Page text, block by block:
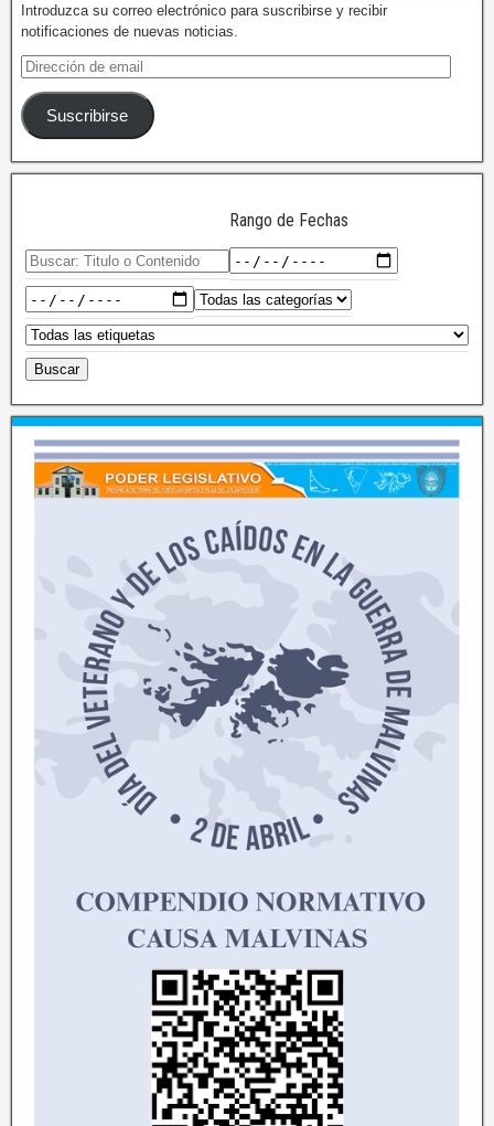
Introduzca su correo electrónico para suscribirse y recibir
notificaciones de nuevas noticias.
Suscribirse
Rango de Fechas